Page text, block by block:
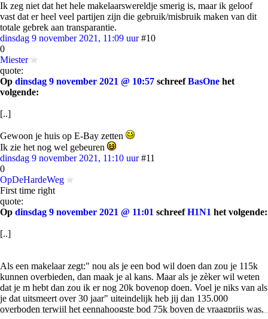
Ik zeg niet dat het hele makelaarswereldje smerig is, maar ik geloof
vast dat er heel veel partijen zijn die gebruik/misbruik maken van dit
totale gebrek aan transparantie.
dinsdag 9 november 2021, 11:09 uur #10
0
Miester
quote:
Op dinsdag 9 november 2021 @ 10:57 schreefBasOne het
volgende:
[..]
Gewoon je huis op E-Bay zetten
Ik zie het nog wel gebeuren
dinsdag 9 november 2021, 11:10 uur #11
0
OpDeHardeWeg
First time right
quote:
Op dinsdag 9 november 2021 @ 11:01 schreefH1N1 het volgende:
[..]
Als een makelaar zegt:" nou als je een bod wil doen dan zou je 115k
kunnen overbieden, dan maak je al kans. Maar als je zèker wil weten
dat je m hebt dan zou ik er nog 20k bovenop doen. Voel je niks van als
je dat uitsmeert over 30 jaar" uiteindelijk heb jij dan 135.000
overboden terwijl het eennahoogste bod 75k boven de vraagprijs was.